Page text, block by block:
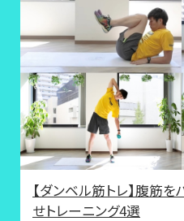
【ダンベル筋トレ】腹筋
せトレーニング4選